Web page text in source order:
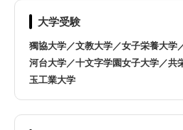
蓮田市
東松山市
大学受験
獨協大学／文教大学／女子栄養大学
河台大学／十文字学園女子大学／共
玉工業大学